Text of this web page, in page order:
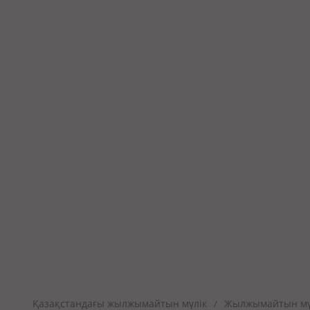
Қазақстандағы жылжымайтын мүлік / Жылжымайтын